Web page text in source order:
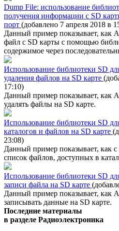
Dump File: использование
получения информации с SD
порт (добавлено 7 апреля 2018 в
Данный пример показывает, как
файл с SD карты с помощью
содержимое через
Использование библиотеки SD
удаления файлов на SD карте
17:10)
Данный пример показывает, как
удалять файлы на SD карте.
Использование библиотеки SD
каталогов и файлов на SD карте
23:08)
Данный пример показывает, как
список файлов, доступных в
Использование библиотеки SD
записи файла на SD карте
Данный пример показывает, как
записывать данные на SD карте.
Последние материалы
в разделе Радиоэлектроника